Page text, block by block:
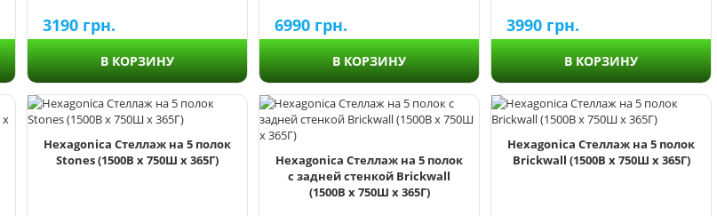
3190 грн.
В КОРЗИНУ
6990 грн.
В КОРЗИНУ
3990 грн.
В КОРЗИНУ
Hexagonica Стеллаж на 5 полок
Stones (1500В х 750Ш х 365Г)
Hexagonica Стеллаж на 5 полок
с задней стенкой Brickwall
(1500В х 750Ш х 365Г)
Hexagonica Стеллаж на 5 полок
Brickwall (1500В х 750Ш х 365Г)